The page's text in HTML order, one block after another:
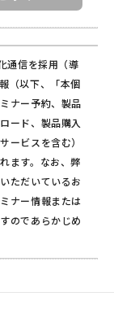
通信を採用（導
（以下、「本個
ナー予約、製品
ード、製品購入
ービスを含む）
ます。なお、弊
ただいているお
ナー情報または
のであらかじめ